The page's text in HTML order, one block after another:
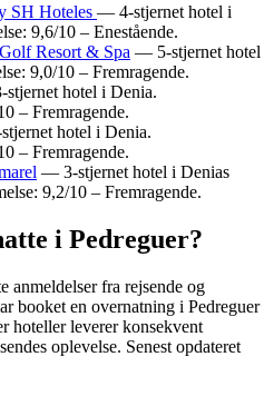
SH Hoteles — 4-stjernet hotel i
9,6/10 – Enestående.
Resort & Spa — 5-stjernet hotel
9,0/10 – Fremragende.
hotel i Denia.
– Fremragende.
hotel i Denia.
– Fremragende.
— 3-stjernet hotel i Denias
9,2/10 – Fremragende.
i Pedreguer?
anmeldelser fra rejsende og
booket en overnatning i Pedreguer
hoteller leverer konsekvent
oplevelse. Senest opdateret